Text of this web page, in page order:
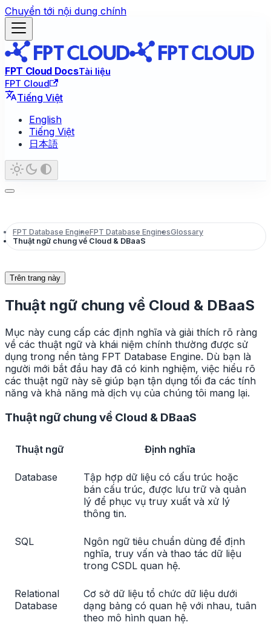
Chuyển tới nội dung chính
FPT Cloud DocsTài liệu
FPT Cloud
Tiếng Việt
English
Tiếng Việt
日本語
FPT Database EngineFPT Database EnginesGlossary
Thuật ngữ chung về Cloud & DBaaS
Trên trang này
Thuật ngữ chung về Cloud & DBaaS
Mục này cung cấp các định nghĩa và giải thích rõ ràng
về các thuật ngữ và khái niệm chính thường được sử
dụng trong nền tảng FPT Database Engine. Dù bạn là
người mới bắt đầu hay đã có kinh nghiệm, việc hiểu rõ
các thuật ngữ này sẽ giúp bạn tận dụng tối đa các tính
năng và khả năng mà dịch vụ của chúng tôi mang lại.
Thuật ngữ chung về Cloud & DBaaS
Thuật ngữ Định nghĩa
Database
Tập hợp dữ liệu có cấu trúc hoặc
bán cấu trúc, được lưu trữ và quản
lý để phục vụ truy xuất và xử lý
thông tin.
SQL
Ngôn ngữ tiêu chuẩn dùng để định
nghĩa, truy vấn và thao tác dữ liệu
trong CSDL quan hệ.
Relational
Database
Cơ sở dữ liệu tổ chức dữ liệu dưới
dạng bảng có quan hệ với nhau, tuân
theo mô hình quan hệ.